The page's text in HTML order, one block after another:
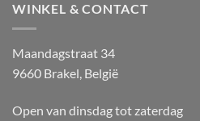
WINKEL & CONTACT
Maandagstraat 34
9660 Brakel, België
Open van dinsdag tot zaterdag